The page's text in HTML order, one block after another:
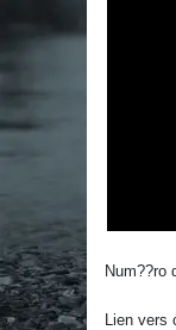
Num??ro
Lien vers